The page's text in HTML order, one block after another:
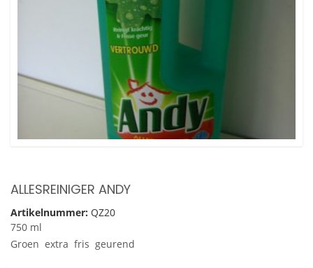
ALLESREINIGER ANDY
Artikelnummer: QZ20
750 ml
Groen extra fris geurend